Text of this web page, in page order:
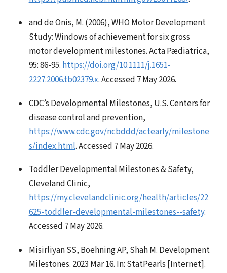
and de Onis, M. (2006), WHO Motor Development
Study: Windows of achievement for six gross
motor development milestones. Acta Pædiatrica,
95: 86-95.https://doi.org/10.1111/j.1651-
2227.2006.tb02379.x. Accessed 7 May 2026.
CDC’s Developmental Milestones, U.S. Centers for
disease control and prevention,
https://www.cdc.gov/ncbddd/actearly/milestone
s/index.html. Accessed 7 May 2026.
Toddler Developmental Milestones & Safety,
Cleveland Clinic,
https://my.clevelandclinic.org/health/articles/22
625-toddler-developmental-milestones--safety.
Accessed 7 May 2026.
Misirliyan SS, Boehning AP, Shah M. Development
Milestones. 2023 Mar 16. In: StatPearls [Internet].